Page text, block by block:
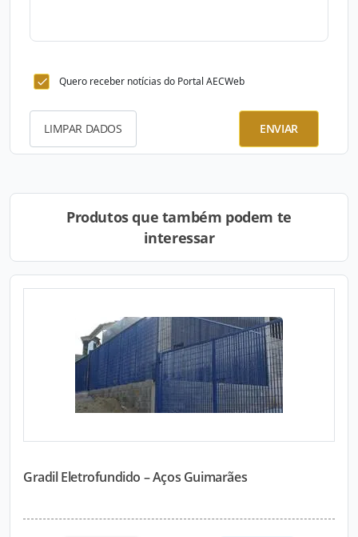
Quero receber notícias do Portal AECWeb
LIMPAR DADOS ENVIAR
Produtos que também podem te
interessar
Gradil Eletrofundido – Aços Guimarães